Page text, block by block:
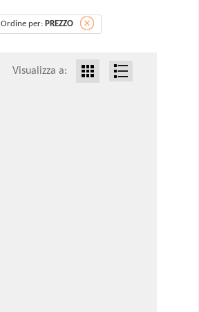
Ordine per: PREZZO
Visualizza a: